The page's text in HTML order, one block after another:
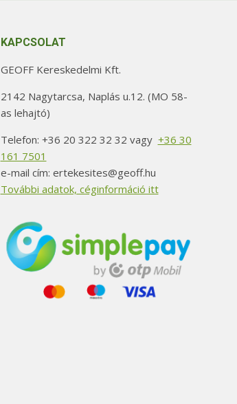
KAPCSOLAT
GEOFF Kereskedelmi Kft.
2142 Nagytarcsa, Naplás u.12. (MO 58-
as lehajtó)
Telefon: +36 20 322 32 32 vagy +36 30
161 7501
e-mail cím: ertekesites@geoff.hu
További adatok, céginformáció itt